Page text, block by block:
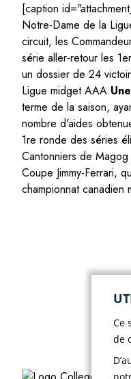
[caption
Notre-Dame de la
circuit, les
série aller-retour les
un dossier de 24
Ligue midget AAA.
terme de la saison,
nombre d'aides
1re ronde des séries
Cantonniers de
Coupe Jimmy-Ferrari,
championnat
Ce
de